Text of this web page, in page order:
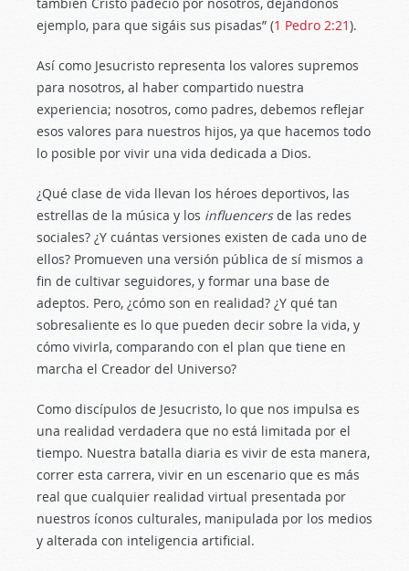
ejemplo, para que sigáis sus pisadas” (1 Pedro 2:21).
Así como Jesucristo representa los valores supremos
para nosotros, al haber compartido nuestra
experiencia; nosotros, como padres, debemos reflejar
esos valores para nuestros hijos, ya que hacemos todo
lo posible por vivir una vida dedicada a Dios.
¿Qué clase de vida llevan los héroes deportivos, las
estrellas de la música y los influencersde las redes
sociales? ¿Y cuántas versiones existen de cada uno de
ellos? Promueven una versión pública de sí mismos a
fin de cultivar seguidores, y formar una base de
adeptos. Pero, ¿cómo son en realidad? ¿Y qué tan
sobresaliente es lo que pueden decir sobre la vida, y
cómo vivirla, comparando con el plan que tiene en
marcha el Creador del Universo?
Como discípulos de Jesucristo, lo que nos impulsa es
una realidad verdadera que no está limitada por el
tiempo. Nuestra batalla diaria es vivir de esta manera,
correr esta carrera, vivir en un escenario que es más
real que cualquier realidad virtual presentada por
nuestros íconos culturales, manipulada por los medios
y alterada con inteligencia artificial.